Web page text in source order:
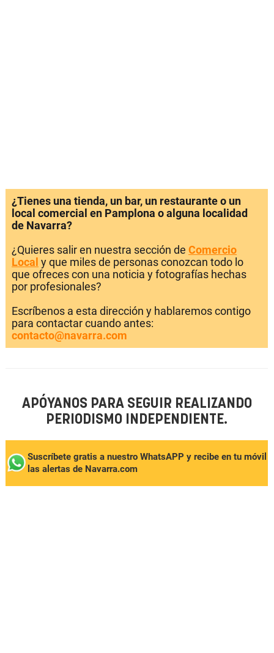
¿Tienes una tienda, un bar, un restaurante o un
local comercial en Pamplona o alguna localidad
de Navarra?
¿Quieres salir en nuestra sección de Comercio
Local y que miles de personas conozcan todo lo
que ofreces con una noticia y fotografías hechas
por profesionales?
Escríbenos a esta dirección y hablaremos contigo
para contactar cuando antes:
contacto@navarra.com
APÓYANOS PARA SEGUIR REALIZANDO
PERIODISMO INDEPENDIENTE.
Suscríbete gratis a nuestro WhatsAPP y recibe en tu móvil
las alertas de Navarra.com